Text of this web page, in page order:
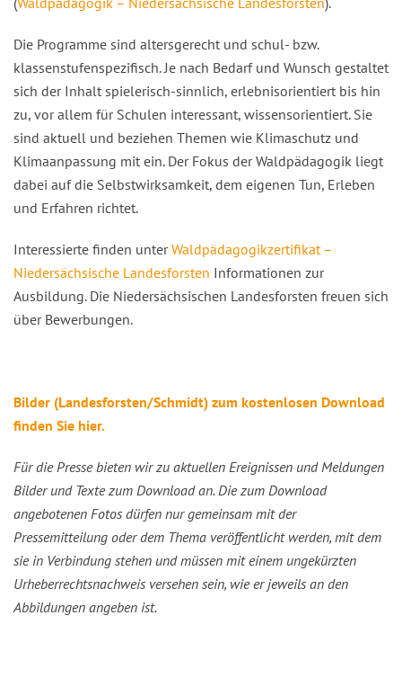
Die Programme sind altersgerecht und schul- bzw.
klassenstufenspezifisch. Je nach Bedarf und Wunsch gestaltet
sich der Inhalt spielerisch-sinnlich, erlebnisorientiert bis hin
zu, vor allem für Schulen interessant, wissensorientiert. Sie
sind aktuell und beziehen Themen wie Klimaschutz und
Klimaanpassung mit ein. Der Fokus der Waldpädagogik liegt
dabei auf die Selbstwirksamkeit, dem eigenen Tun, Erleben
und Erfahren richtet.
Interessierte finden unterWaldpädagogikzertifikat –
Niedersächsische Landesforsten Informationen zur
Ausbildung. Die Niedersächsischen Landesforsten freuen sich
über Bewerbungen.
Bilder (Landesforsten/Schmidt) zum kostenlosen Download
finden Sie hier.
Für die Presse bieten wir zu aktuellen Ereignissen und Meldungen
Bilder und Texte zum Download an. Die zum Download
angebotenen Fotos dürfen nur gemeinsam mit der
Pressemitteilung oder dem Thema veröffentlicht werden, mit dem
sie in Verbindung stehen und müssen mit einem ungekürzten
Urheberrechtsnachweis versehen sein, wie er jeweils an den
Abbildungen angeben ist.